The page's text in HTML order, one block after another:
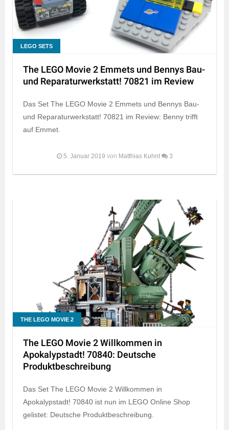
LEGO SETS
The LEGO Movie 2 Emmets und Bennys Bau-
und Reparaturwerkstatt! 70821 im Review
Das Set The LEGO Movie 2 Emmets und Bennys Bau-
und Reparaturwerkstatt! 70821 im Review: Benny trifft
auf Emmet.
5. Januar 2019 von Matthias Kuhnt 3
THE LEGO MOVIE 2
The LEGO Movie 2 Willkommen in
Apokalypstadt! 70840: Deutsche
Produktbeschreibung
Das Set The LEGO Movie 2 Willkommen in
Apokalypstadt! 70840 ist nun im LEGO Online Shop
gelistet: Deutsche Produktbeschreibung.